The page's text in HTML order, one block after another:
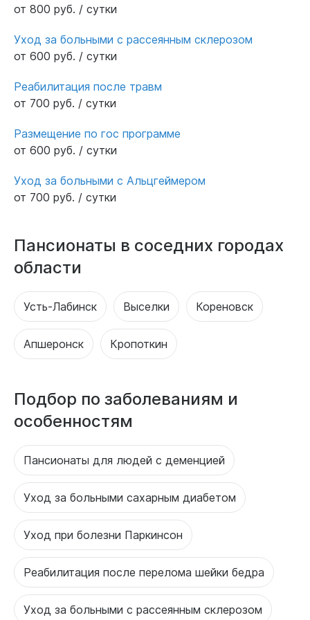
от 800 руб. / сутки
Уход за больными с рассеянным склерозом
от 600 руб. / сутки
Реабилитация после травм
от 700 руб. / сутки
Размещение по гос программе
от 600 руб. / сутки
Уход за больными с Альцгеймером
от 700 руб. / сутки
Пансионаты в соседних городах
области
Усть-Лабинск Выселки Кореновск
Апшеронск Кропоткин
Подбор по заболеваниям и
особенностям
Пансионаты для людей с деменцией
Уход за больными сахарным диабетом
Уход при болезни Паркинсон
Реабилитация после перелома шейки бедра
Уход за больными с рассеянным склерозом